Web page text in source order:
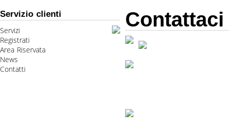
Servizio clienti
Servizi
Registrati
Area Riservata
News
Contatti
Contattaci